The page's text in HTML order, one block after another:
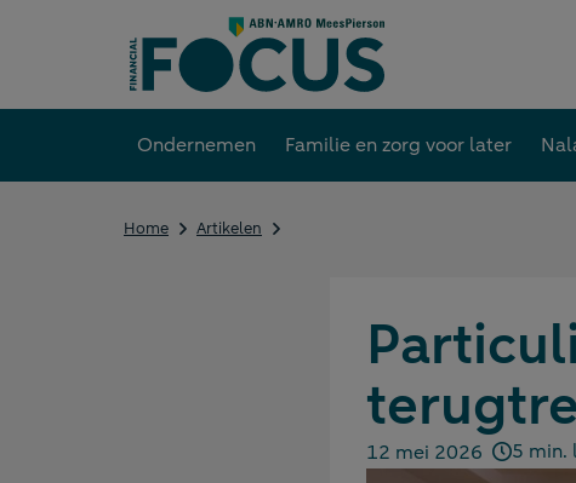
Ondernemen Familie en zorg voor later
Home Artikelen
terugtrekken,
Gepubliceerd op:
12 mei 2026 5 min.